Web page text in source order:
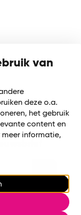
van
deze o.a.
het gebruik
content en
informatie,